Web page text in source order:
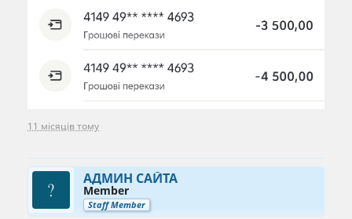
11 місяців тому
АДМИН САЙТА
Member
Staff Member